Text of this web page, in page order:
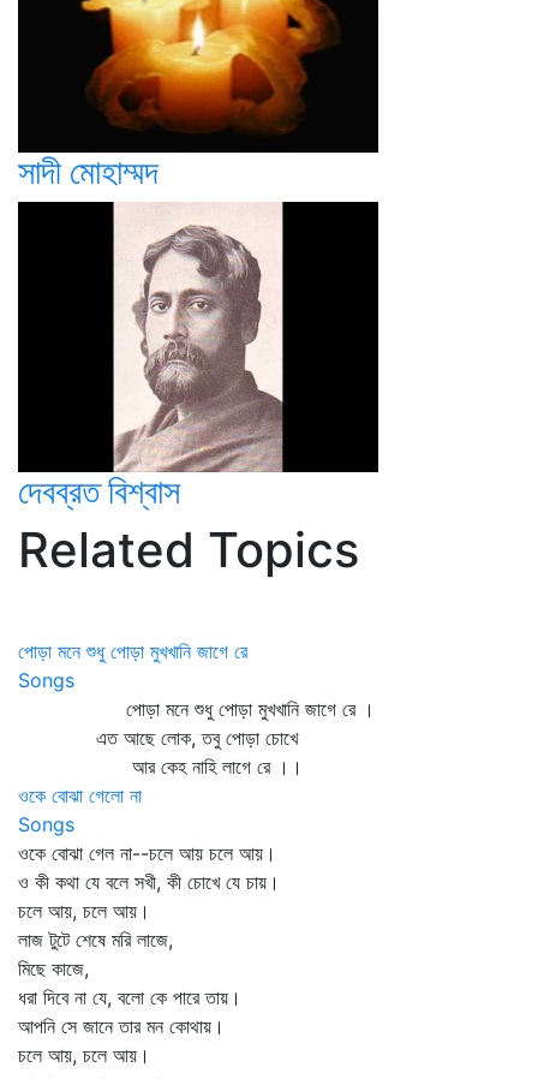
সাদী মোহাম্মদ
দেবব্রত বিশ্বাস
Related Topics
পোড়া মনে শুধু পোড়া মুখখানি জাগে রে
Songs
পোড়া মনে শুধু পোড়া মুখখানি জাগে রে ।
এত আছে লোক, তবু পোড়া চোখে
আর কেহ নাহি লাগে রে ।।
ওকে বোঝা গেলো না
Songs
ওকে বোঝা গেল না--চলে আয় চলে আয়।
ও কী কথা যে বলে সখী, কী চোখে যে চায়।
চলে আয়, চলে আয়।
লাজ টুটে শেষে মরি লাজে,
মিছে কাজে,
ধরা দিবে না যে, বলো কে পারে তায়।
আপনি সে জানে তার মন কোথায়।
চলে আয়, চলে আয়।